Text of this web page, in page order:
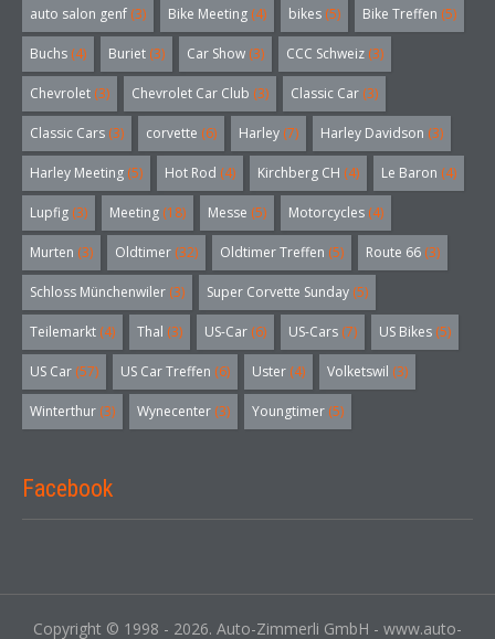
auto salon genf (3) Bike Meeting (4) bikes (5) Bike Treffen (5)
Buchs (4) Buriet (3) Car Show (3) CCC Schweiz (3)
Chevrolet (3) Chevrolet Car Club (3) Classic Car (3)
Classic Cars (3) corvette (6) Harley (7) Harley Davidson (3)
Harley Meeting (5) Hot Rod (4) Kirchberg CH (4) Le Baron (4)
Lupfig (3) Meeting (18) Messe (5) Motorcycles (4)
Murten (3) Oldtimer (32) Oldtimer Treffen (5) Route 66 (3)
Schloss Münchenwiler (3) Super Corvette Sunday (5)
Teilemarkt (4) Thal (3) US-Car (6) US-Cars (7) US Bikes (5)
US Car (57) US Car Treffen (6) Uster (4) Volketswil (3)
Winterthur (3) Wynecenter (3) Youngtimer (5)
Facebook
Copyright © 1998 - 2026. Auto-Zimmerli GmbH - www.auto-